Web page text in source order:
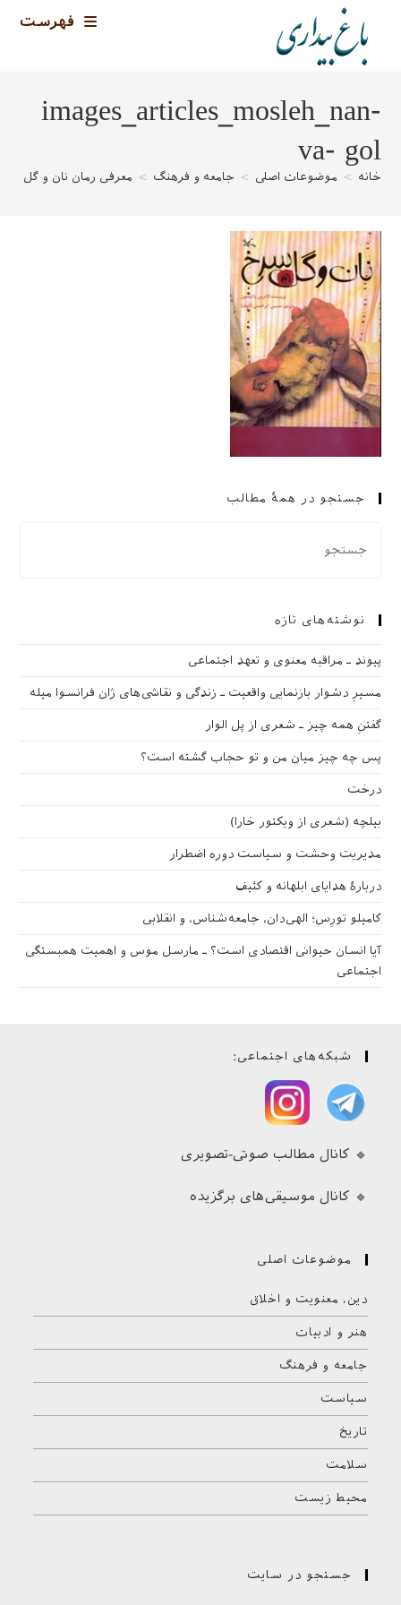
فهرست
images_articles_mosleh_nan-
va- gol
خانه > موضوعات اصلی > جامعه و فرهنگ > معرفی رمان نان و گل
جستجو در همهٔ مطالب
نوشته‌های تازه
پیوند ـ مراقبه‌ معنوی و تعهد اجتماعی
مسیرِ دشوار بازنمایی واقعیت ـ زندگی و نقاشی‌های ژان فرانسوا میله
گفتنِ همه چیز ـ شعری از پل الوار
پس چه چیز میان من و تو حجاب گشته است؟
درخت
بیلچه (شعری از ویکتور خارا)
مدیریت وحشت و سیاست دوره اضطرار
دربارهٔ هدایای ابلهانه و کثیف
کامیلو تورِس؛ الهی‌دان، جامعه‌شناس، و انقلابی
آیا انسان حیوانی اقتصادی است؟ ـ مارسل موس و اهمیت همبستگی
اجتماعی
شبکه‌های اجتماعی:
🔹 کانال مطالب صوتی-تصویری
🔹 کانال موسیقی‌های برگزیده
موضوعات اصلی
دین، معنویت و اخلاق
هنر و ادبیات
جامعه و فرهنگ
سیاست
تاریخ
سلامت
محیط زیست
جستجو در سایت